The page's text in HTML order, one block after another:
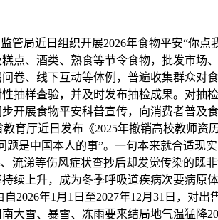
局近日组织开展2026年食物平安“你点
点、酒类、熟食等节令食物，批发市场
卷、线下互动等体例，普遍收集群众对
抽样查验，并及时发布抽检成果。对抽
展食物平安科普宣传，向消费者普及
育厅近日发布《2025年撤销高校教师
是中国本人的事”。一句本来就合适现
流涕等伤风症状查抄后却发觉传染的既
续上升，成为冬季呼吸道疾病次要病原
年1月1日至2027年12月31日，对
大雪、暴雪、冻雨要来结局地气温猛